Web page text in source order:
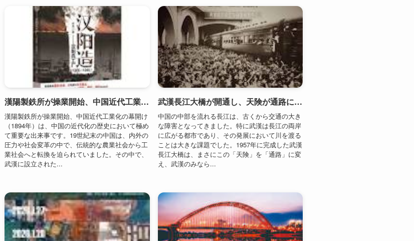
漢陽製鉄所が操業開始、中国近代工業化の幕開け
（1894年）は、中国の近代化の歴史において極め
て重要な出来事です。19世紀末の中国は、内外の
圧力や社会変革の中で、伝統的な農業社会から工
業社会へと転換を迫られていました。その中で、
武漢に設立された...
武漢長江大橋が開通し、天険が通路に変わる（1957年）
中国の中部を流れる長江は、古くから交通の大き
な障害となってきました。特に武漢は長江の両岸
に広がる都市であり、その発展において川を渡る
ことは大きな課題でした。1957年に完成した武漢
長江大橋は、まさにこの「天険」を「通路」に変
え、武漢のみなら...
武漢の雷神山病院が同時開業、中国のスピードを示す（2020年）
武漢は中国湖北省の省都であり、歴史的にも経済
的にも重要な都市です。2020年初頭、新型コロナ
武漢長江大橋の建設開始、長江横断交通の新時代が幕開け（1955年）
武漢は中国の中部に位置し、長江（揚子江）と漢
江の合流点にある重要な都市です。1955年に始ま